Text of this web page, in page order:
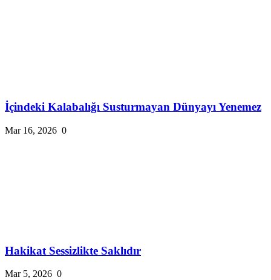
İçindeki Kalabalığı Susturmayan Dünyayı Yenemez
Mar 16, 2026 0
Hakikat Sessizlikte Saklıdır
Mar 5, 2026 0